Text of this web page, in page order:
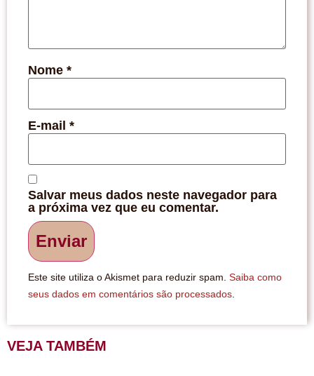
Nome *
E-mail *
Salvar meus dados neste navegador para
a próxima vez que eu comentar.
Este site utiliza o Akismet para reduzir spam. Saiba como
seus dados em comentários são processados
VEJA TAMBÉM